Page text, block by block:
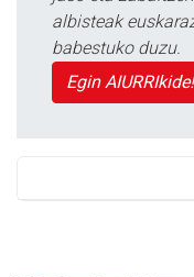
albisteak
babestuko duzu.
Egin AIURRIkide!